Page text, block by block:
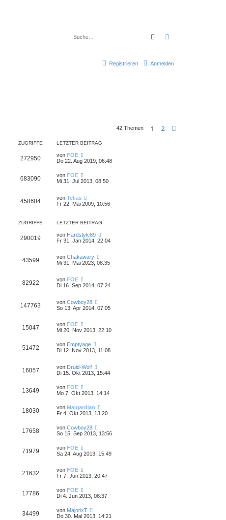
Suche
Anmelden
Registrieren
42 Themen 1 2
ZUGRIFFE LETZTER BEITRAG
272950 von FOE
Do 22. Aug 2019, 06:48
683090 von FOE
Mi 31. Jul 2013, 08:50
458604 von Telias
Fr 22. Mai 2009, 10:56
ZUGRIFFE LETZTER BEITRAG
290019 von Hardstyle89
Fr 31. Jan 2014, 22:04
43599 von Chakawary
Mi 31. Mai 2023, 08:35
82922 von FOE
Di 16. Sep 2014, 07:24
147763 von Cowboy28
So 13. Apr 2014, 07:05
15047 von FOE
Mi 20. Nov 2013, 22:10
51472 von Emptyage
Di 12. Nov 2013, 11:08
16057 von Druid-Wolf
Di 15. Okt 2013, 15:44
13649 von FOE
Mo 7. Okt 2013, 14:14
18030 von Malgardian
Fr 4. Okt 2013, 13:20
17658 von Cowboy28
So 15. Sep 2013, 13:56
71979 von FOE
Sa 24. Aug 2013, 15:49
21632 von FOE
Fr 7. Jun 2013, 20:47
17786 von FOE
Di 4. Jun 2013, 08:37
34499 von MajorixT
Do 30. Mai 2013, 14:21